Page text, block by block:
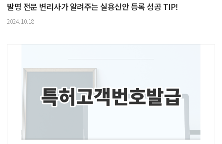
발명 전문 변리사가 알려주는 실용신안 등록 성공 TIP!
2024.10.18